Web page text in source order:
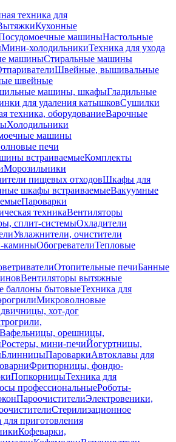
техника для
Кухонные
машиныНастольные
Мини-холодильникиТехника для ухода
машиныСтиральные машины
Швейные, вышивальные
швейные
машины, шкафыГладильные
для удаления катышковСушилки
техника, оборудованиеВарочные
Холодильники
машины
печи
встраиваемыеКомплекты
Морозильники
пищевых отходовШкафы для
шкафы встраиваемыеВакуумные
Пароварки
техникаВентиляторы
сплит-системыОхладители
Увлажнители, очистители
каминыОбогревателиТепловые
Отопительные печиБанные
Вентиляторы вытяжные
баллоны бытовыеТехника для
Микроволновые
хот-дог
Вафельницы, орешницы,
Ростеры, мини-печиЙогуртницы,
БлинницыПароваркиАвтоклавы для
Фритюрницы, фондю-
ПопкорницыТехника для
профессиональныеРоботы-
ПароочистителиЭлектровеники,
Стерилизационное
для приготовления
Кофеварки,